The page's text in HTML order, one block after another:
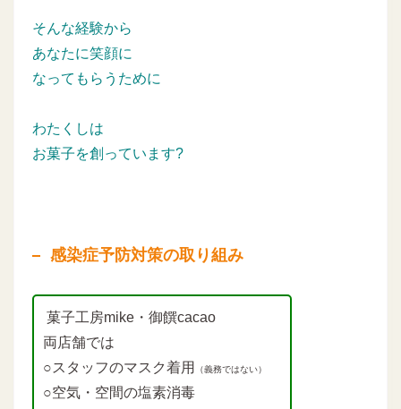
そんな経験から
あなたに笑顔に
なってもらうために
わたくしは
お菓子を創っています?
感染症予防対策の取り組み
菓子工房mike・御饌cacao
両店舗では
○スタッフのマスク着用
（義務ではない）
○空気・空間の塩素消毒